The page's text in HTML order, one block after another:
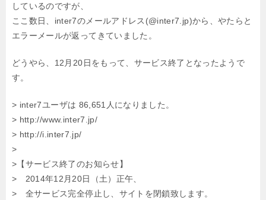
しているのですが、
ここ数日、inter7のメールアドレス(@inter7.jp)から、やたらと
エラーメールが返ってきていました。
どうやら、12月20日をもって、サービス終了となったようで
す。
> inter7ユーザは 86,651人になりました。
> http://www.inter7.jp/
> http://i.inter7.jp/
>
>【サービス終了のお知らせ】
> 2014年12月20日（土）正午、
> 全サービス完全停止し、サイトを閉鎖致します。